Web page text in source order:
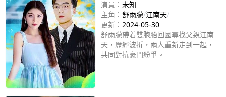
演員： 未知
主角： 舒雨朦/江南天/
更新： 2024-05-30
舒雨朦帶着雙胞胎回國尋找父親江南
天，歷經波折，兩人重新走到一起，
共同對抗豪門紛爭。